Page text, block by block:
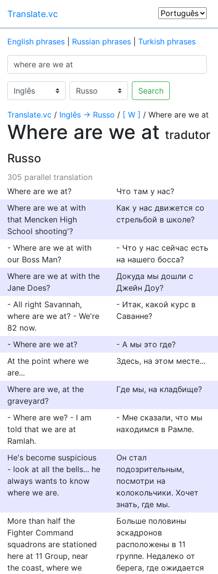
Translate.vc
English phrases Russian phrases Turkish phrases
Search
Translate.vc / Inglês → Russo / [ W ] / Where are we at
Where are we at tradutor
Russo
305 parallel translation
Where are we at?
Что там у нас?
Where are we at with
that Mencken High
School shooting'?
Как у нас движется со
стрельбой в школе?
- Where are we at with
our Boss Man?
- Что у нас сейчас есть
на нашего босса?
Where are we at with the
Jane Does?
Докуда мы дошли с
Джейн Доу?
- All right Savannah,
where are we at? - We're
82 now.
- Итак, какой курс в
Саванне?
- Where are we at?
- А мы это где?
At the point where we
are...
Здесь, на этом месте...
Where are we, at the
graveyard?
Где мы, на кладбище?
- Where are we? - I am
told that we are at
Ramlah.
- Мне сказали, что мы
находимся в Рамле.
He's become suspicious
- look at all the bells... he
always wants to know
where we are.
Он стал
подозрительным,
посмотри на
колокольчики. Хочет
знать, где мы.
More than half the
Fighter Command
squadrons are stationed
here at 11 Group, near
the coast, where we
Больше половины
эскадронов
расположены в 11
группе. Недалеко от
берега, где ожидается